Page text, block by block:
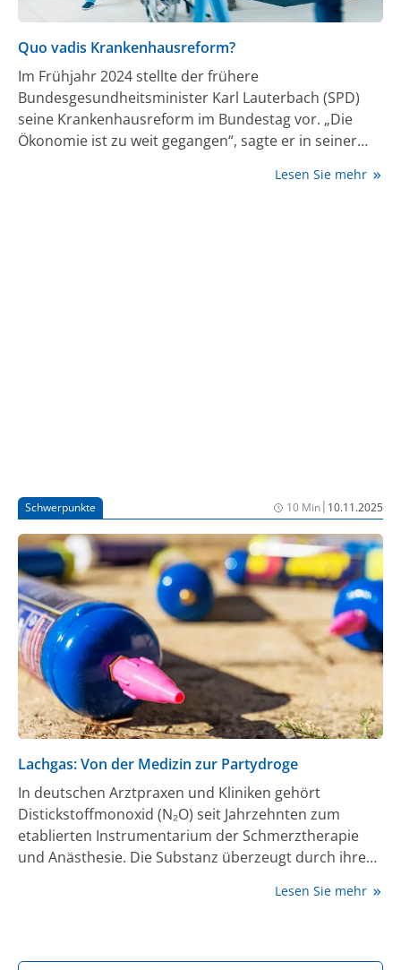
Quo vadis Krankenhausreform?
Im Frühjahr 2024 stellte der frühere
Bundesgesundheitsminister Karl Lauterbach (SPD)
seine Krankenhausreform im Bundestag vor. „Die
Ökonomie ist zu weit gegangen“, sagte er in seiner
auf die medizinische Bedürftigkeit der Patienten, und
Lesen Sie mehr
Schwerpunkte 10 Min| 10.11.2025
Lachgas: Von der Medizin zur Partydroge
In deutschen Arztpraxen und Kliniken gehört
Distickstoffmonoxid (N₂O) seit Jahrzehnten zum
etablierten Instrumentarium der Schmerztherapie
und Anästhesie. Die Substanz überzeugt durch ihre
Wirkungseintritt gepaart mit ebenso rascher
Schmerzzustände [1]. In den letzten Jahren hat sich
Lesen Sie mehr